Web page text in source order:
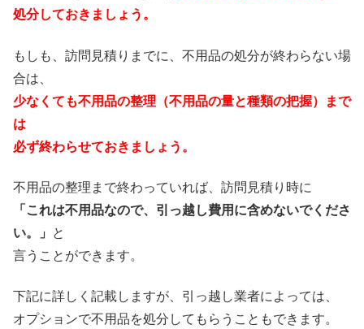
処分しておきましょう。
もしも、訪問見積りまでに、不用品の処分が終わらない場
合は、
少なくても不用品の整理（不用品の量と種類の把握）まで
は
必ず終わらせておきましょう。
不用品の整理まで終わっていれば、訪問見積り時に
「これは不用品なので、引っ越し費用に含めないでくださ
い。」
と
言うことができます。
下記に詳しく記載しますが、引っ越し業者によっては、
オプションで不用品を処分してもらうこともできます。